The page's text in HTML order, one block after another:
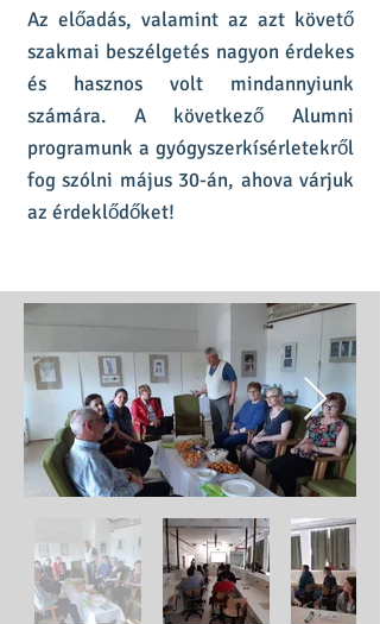
Az előadás, valamint az azt követő
szakmai beszélgetés nagyon érdekes
és hasznos volt mindannyiunk
számára. A következő Alumni
programunk a gyógyszerkísérletekről
fog szólni május 30-án, ahova várjuk
az érdeklődőket!